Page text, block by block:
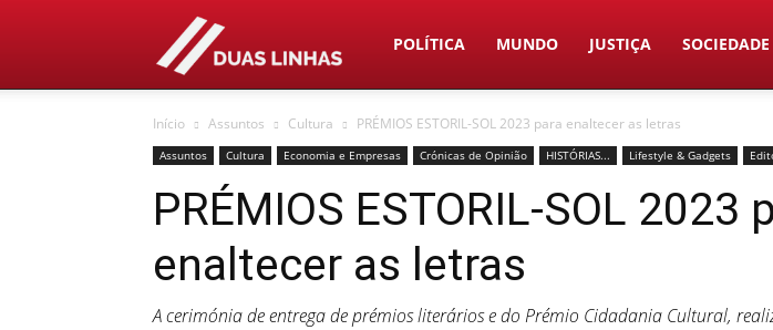
Duas
Linhas
POLÍTICA MUNDO JUSTIÇA SOCIEDADE
Início Assuntos Cultura PRÉMIOS ESTORIL-SOL 2023 para enaltecer as letras
Assuntos Cultura Economia e Empresas Crónicas de Opinião HISTÓRIAS... Lifestyle & Gadgets
PRÉMIOS ESTORIL-SOL 2023
enaltecer as letras
A cerimónia de entrega de prémios literários e do Prémio Cidadania Cultural,